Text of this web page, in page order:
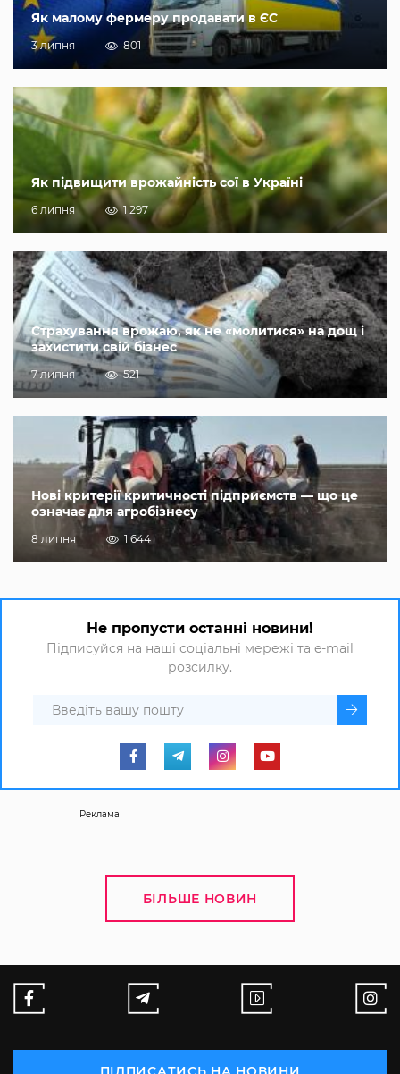
Як малому фермеру продавати в ЄС
3 липня 801
Як підвищити врожайність сої в Україні
6 липня 1 297
Страхування врожаю, як не «молитися» на дощ і
захистити свій бізнес
7 липня 521
Нові критерії критичності підприємств — що це
означає для агробізнесу
8 липня 1 644
Не пропусти останні новини!
Підписуйся на наші соціальні мережі та e-mail
розсилку.
Реклама
БІЛЬШЕ НОВИН